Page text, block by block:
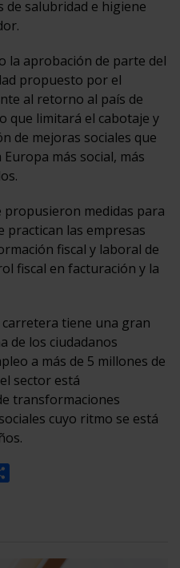
de salubridad e higiene
la aprobación de parte del
propuesto por el
al retorno al país de
que limitará el cabotaje y
de mejoras sociales que
más social, más
propusieron medidas para
practican las empresas
fiscal y laboral de
fiscal en facturación y la
tiene una gran
de los ciudadanos
a más de 5 millones de
sector está
transformaciones
cuyo ritmo se está